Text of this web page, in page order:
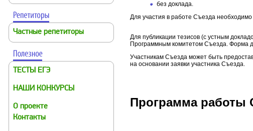
Частные репетиторы
ТЕСТЫ ЕГЭ
НАШИ КОНКУРСЫ
О проекте
Контакты
без доклада.
Для участия в работе Съезда необходимо
Для публикации тезисов (с устным
Программным комитетом Съезда. Форма
Участникам Съезда может быть
на основании заявки участника Съезда.
Программа работы